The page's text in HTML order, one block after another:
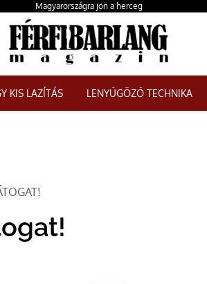
Magyarországra jön a herceg
KIS LAZÍTÁS LENYŰGÖZŐ TECHNIKA